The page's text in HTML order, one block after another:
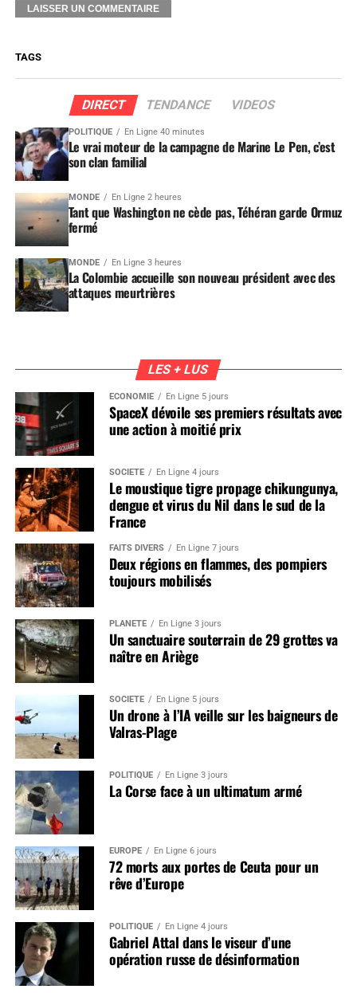
TAGS
DIRECT TENDANCE VIDEOS
POLITIQUE En Ligne 40 minutes
Le vrai moteur de la campagne de Marine Le Pen, c’est
son clan familial
MONDE En Ligne 2 heures
Tant que Washington ne cède pas, Téhéran garde Ormuz
fermé
MONDE En Ligne 3 heures
La Colombie accueille son nouveau président avec des
attaques meurtrières
LES + LUS
ÉCONOMIE En Ligne 5 jours
SpaceX dévoile ses premiers résultats avec
une action à moitié prix
SOCIÉTÉ En Ligne 4 jours
Le moustique tigre propage chikungunya,
dengue et virus du Nil dans le sud de la
France
FAITS DIVERS En Ligne 7 jours
Deux régions en flammes, des pompiers
toujours mobilisés
PLANÈTE En Ligne 3 jours
Un sanctuaire souterrain de 29 grottes va
naître en Ariège
SOCIÉTÉ En Ligne 5 jours
Un drone à l’IA veille sur les baigneurs de
Valras-Plage
POLITIQUE En Ligne 3 jours
La Corse face à un ultimatum armé
EUROPE En Ligne 6 jours
72 morts aux portes de Ceuta pour un
rêve d’Europe
POLITIQUE En Ligne 4 jours
Gabriel Attal dans le viseur d’une
opération russe de désinformation